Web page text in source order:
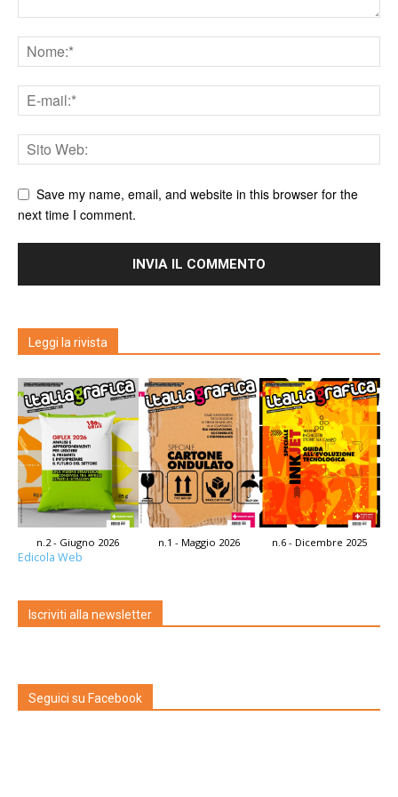
Save my name, email, and website in this browser for the
next time I comment.
Leggi la rivista
n.2 - Giugno 2026 n.1 - Maggio 2026 n.6 - Dicembre 2025
Edicola Web
Iscriviti alla newsletter
Seguici su Facebook